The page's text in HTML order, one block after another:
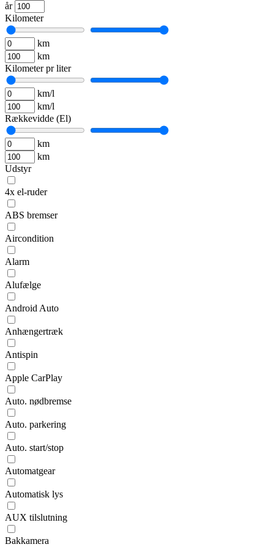
år
Kilometer
km
km
Kilometer pr liter
km/l
km/l
Rækkevidde (El)
km
km
Udstyr
4x el-ruder
ABS bremser
Aircondition
Alarm
Alufælge
Android Auto
Anhængertræk
Antispin
Apple CarPlay
Auto. nødbremse
Auto. parkering
Auto. start/stop
Automatgear
Automatisk lys
AUX tilslutning
Bakkamera